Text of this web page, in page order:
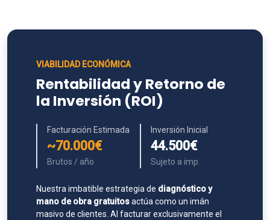
VIABILIDAD ECONÓMICA
Rentabilidad y Retorno de
la Inversión (ROI)
Facturación Estimada
~70.000€
Brutos / año
Inversión Inicial
44.500€
Sujeto a imp.
Nuestra imbatible estrategia de diagnóstico y
mano de obra gratuitosactúa como un imán
masivo de clientes. Al facturar exclusivamente el